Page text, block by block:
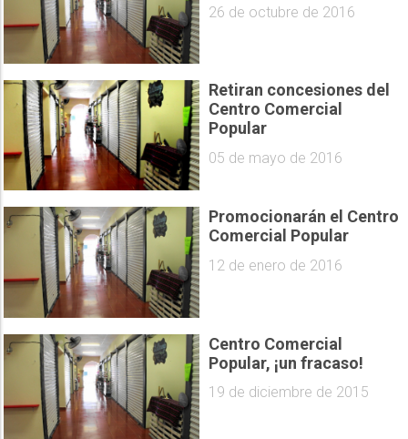
26 de octubre de 2016
Retiran concesiones del
Centro Comercial
Popular
05 de mayo de 2016
Promocionarán el Centro
Comercial Popular
12 de enero de 2016
Centro Comercial
Popular, ¡un fracaso!
19 de diciembre de 2015